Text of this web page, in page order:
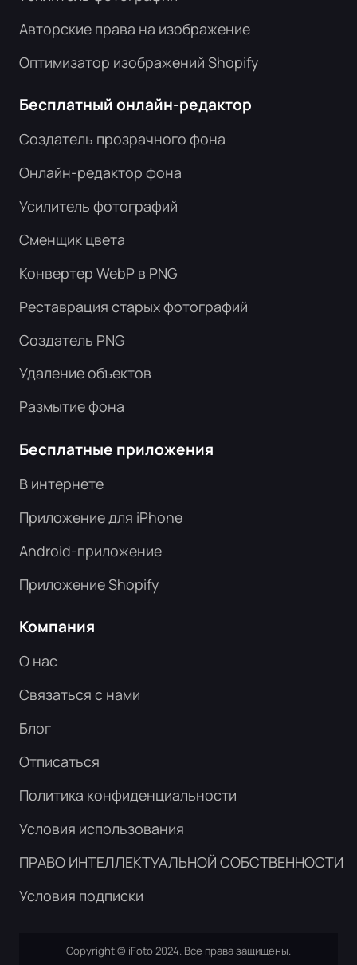
Авторские права на изображение
Оптимизатор изображений Shopify
Бесплатный онлайн-редактор
Создатель прозрачного фона
Онлайн-редактор фона
Усилитель фотографий
Сменщик цвета
Конвертер WebP в PNG
Реставрация старых фотографий
Создатель PNG
Удаление объектов
Размытие фона
Бесплатные приложения
В интернете
Приложение для iPhone
Android-приложение
Приложение Shopify
Компания
О нас
Связаться с нами
Блог
Отписаться
Политика конфиденциальности
Условия использования
ПРАВО ИНТЕЛЛЕКТУАЛЬНОЙ СОБСТВЕННОСТИ
Условия подписки
Copyright © iFoto 2024. Все права защищены.